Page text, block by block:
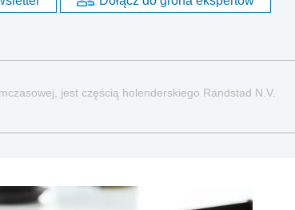
jest częścią holenderskiego Randstad N.V.